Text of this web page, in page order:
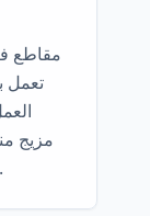
مقاطع
تعمل
مزيج
الاصطناعي مادة أكثر للإيقاع الدرامي.